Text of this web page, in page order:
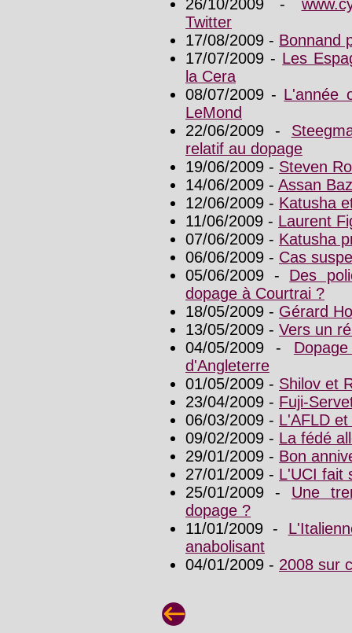
26/10/2009 -
Twitter
17/08/2009 - Bonnand
17/07/2009 - Les
la Cera
08/07/2009 - L'année
LeMond
22/06/2009 -
relatif au dopage
19/06/2009 - Steven
14/06/2009 - Assan
12/06/2009 - Katusha
11/06/2009 - Laurent
07/06/2009 - Katusha
06/06/2009 - Cas
05/06/2009 - Des
dopage à Courtrai ?
18/05/2009 - Gérard
13/05/2009 - Vers un
04/05/2009 -
d'Angleterre
01/05/2009 - Shilov et
23/04/2009 - Fuji-
06/03/2009 - L'AFLD
09/02/2009 - La fédé
29/01/2009 - Bon
27/01/2009 - L'UCI fait
25/01/2009 - Une
dopage ?
11/01/2009 -
anabolisant
04/01/2009 - 2008 sur